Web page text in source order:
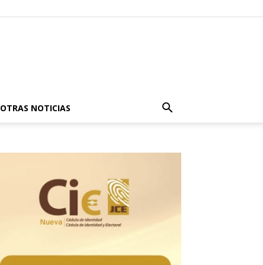
OTRAS NOTICIAS